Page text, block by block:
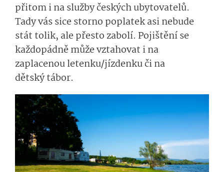
přitom i na služby českých ubytovatelů.
Tady vás sice storno poplatek asi nebude
stát tolik, ale přesto zabolí. Pojištění se
každopádně může vztahovat i na
zaplacenou letenku/jízdenku či na
dětský tábor.